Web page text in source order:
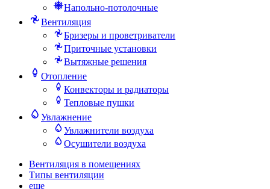
Напольно-потолочные
Вентиляция
Бризеры и проветриватели
Приточные установки
Вытяжные решения
Отопление
Конвекторы и радиаторы
Тепловые пушки
Увлажнение
Увлажнители воздуха
Осушители воздуха
Вентиляция в помещениях
Типы вентиляции
еще